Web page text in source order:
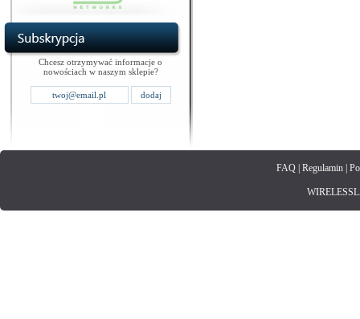
Chcesz otrzymywać informacje o
nowościach w naszym sklepie?
FAQ| Regulamin|